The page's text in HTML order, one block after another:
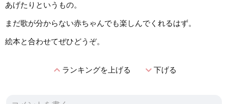
あげたりというもの。
まだ歌が分からない赤ちゃんでも楽しんでくれるはず。
絵本と合わせてぜひどうぞ。
expand_lessランキングを上げる expand_more下げる